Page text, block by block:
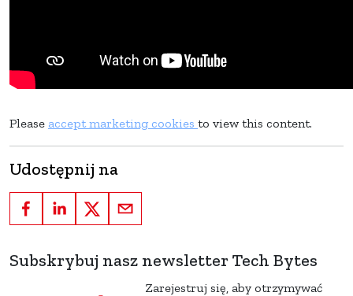
Please accept marketing cookies to view this content.
Udostępnij na
Subskrybuj nasz newsletter Tech Bytes
Zarejestruj się, aby otrzymywać